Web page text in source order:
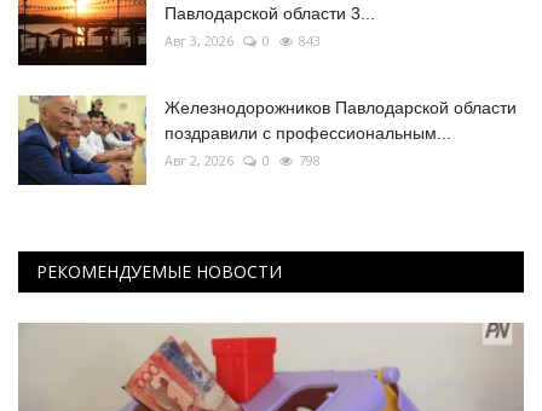
Павлодарской области 3...
Авг 3, 2026 0 843
Железнодорожников Павлодарской области
поздравили с профессиональным...
Авг 2, 2026 0 798
РЕКОМЕНДУЕМЫЕ НОВОСТИ